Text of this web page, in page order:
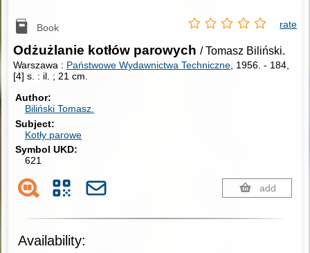
Book rate
Odżużlanie kotłów parowych / Tomasz Biliński.
Warszawa : Państwowe Wydawnictwa Techniczne, 1956. - 184,
[4] s. : il. ; 21 cm.
Author
Biliński Tomasz.
Subject
Kotły parowe
Symbol UKD
621
add
Availability: